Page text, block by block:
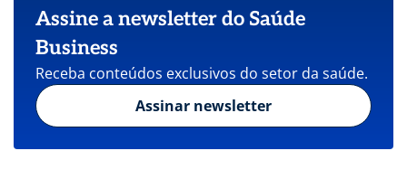
Assine a newsletter do Saúde
Business
Receba conteúdos exclusivos do setor da saúde.
Assinar newsletter